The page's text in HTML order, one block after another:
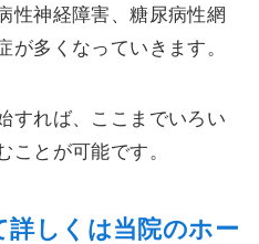
性神経障害、糖尿病性網
が多くなっていきます。
すれば、ここまでいろい
ことが可能です。
しくは当院のホー